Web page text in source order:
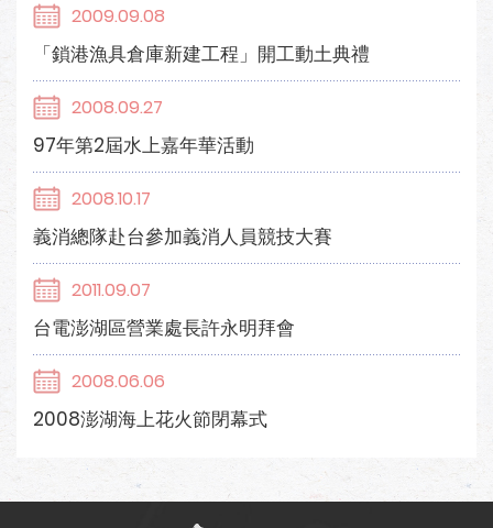
2009.09.08
「鎖港漁具倉庫新建工程」開工動土典禮
2008.09.27
97年第2屆水上嘉年華活動
2008.10.17
義消總隊赴台參加義消人員競技大賽
2011.09.07
台電澎湖區營業處長許永明拜會
2008.06.06
2008澎湖海上花火節閉幕式